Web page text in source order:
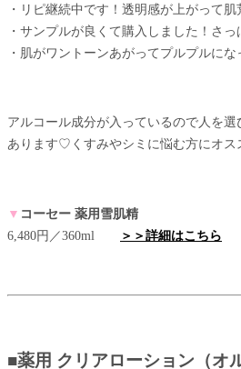
・リピ継続中です！透明感が上がって
・サンプルが良くて購入しました！さ
・肌がワントーンあがってプルプルにな
アルコール成分が入っているので人を
あります♡くすみやシミに悩む方にオス
▼ コーセー 薬用雪肌精
6,480円／360ml
＞＞詳細はこちら
■薬用 クリアローション（オ